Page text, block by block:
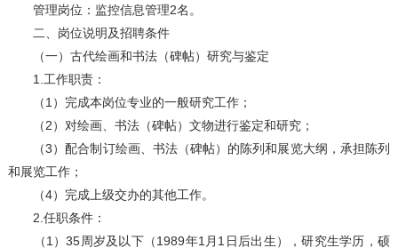
管理岗位：监控信息管理2名。
二、岗位说明及招聘条件
（一）古代绘画和书法（碑帖）研究与鉴定
1.工作职责：
（1）完成本岗位专业的一般研究工作；
（2）对绘画、书法（碑帖）文物进行鉴定和研究；
（3）配合制订绘画、书法（碑帖）的陈列和展览大纲，承担陈列
和展览工作；
（4）完成上级交办的其他工作。
2.任职条件：
（1）35周岁及以下（1989年1月1日后出生），研究生学历，硕